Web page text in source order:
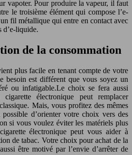
vapoter. Pour produire la vapeur, il faut
le troisième élément qui compose l’e-
fil métallique qui entre en contact avec
d’e-liquide.
de la consommation
plus facile en tenant compte de votre
besoin est différent que vous soyez un
ou infatigable.Le choix se fera aussi
électronique peut remplacer
Mais, vous profitez des mêmes
d’orienter votre choix vers des
si vous voulez éviter les matériels plus
électronique peut vous aider à
de tabac. Votre choix pour achat de la
être motivé par l’envie d’arrêter de